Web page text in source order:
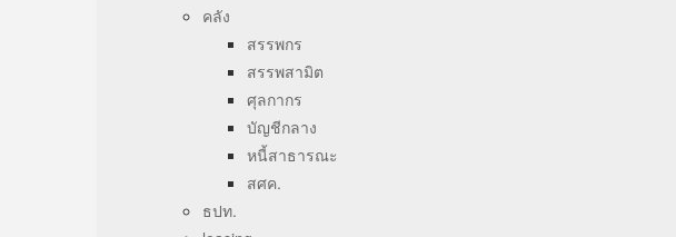
คลัง
สรรพกร
สรรพสามิต
ศุลกากร
บัญชีกลาง
หนี้สาธารณะ
สศค.
ธปท.